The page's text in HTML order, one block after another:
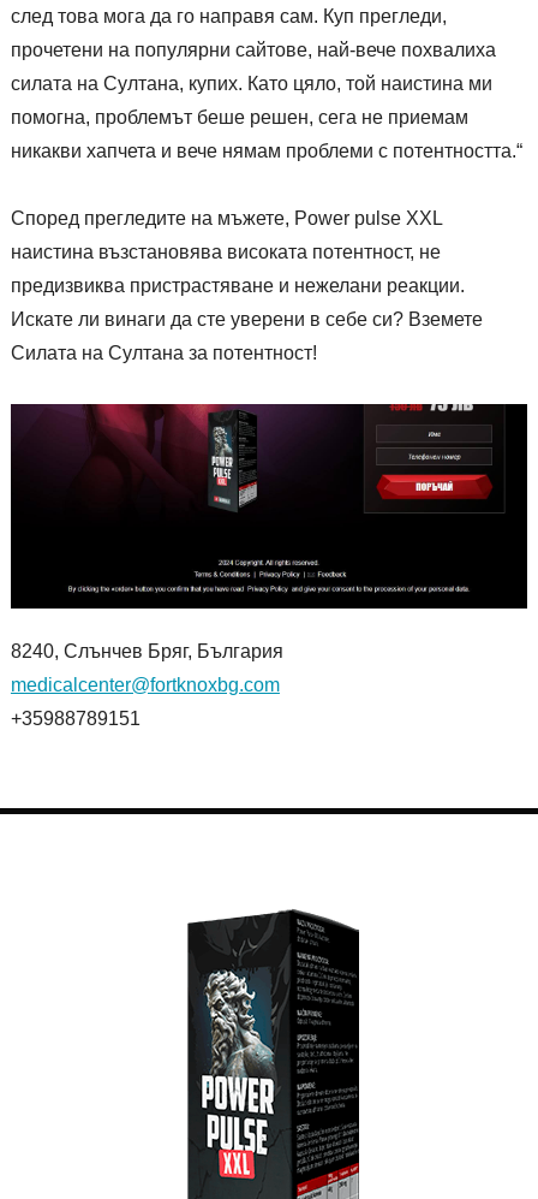
след това мога да го направя сам. Куп прегледи,
прочетени на популярни сайтове, най-вече похвалиха
силата на Султана, купих. Като цяло, той наистина ми
помогна, проблемът беше решен, сега не приемам
никакви хапчета и вече нямам проблеми с потентността.“
Според прегледите на мъжете, Power pulse XXL
наистина възстановява високата потентност, не
предизвиква пристрастяване и нежелани реакции.
Искате ли винаги да сте уверени в себе си? Вземете
Силата на Султана за потентност!
8240, Слънчев Бряг, България
medicalcenter@fortknoxbg.com
+35988789151